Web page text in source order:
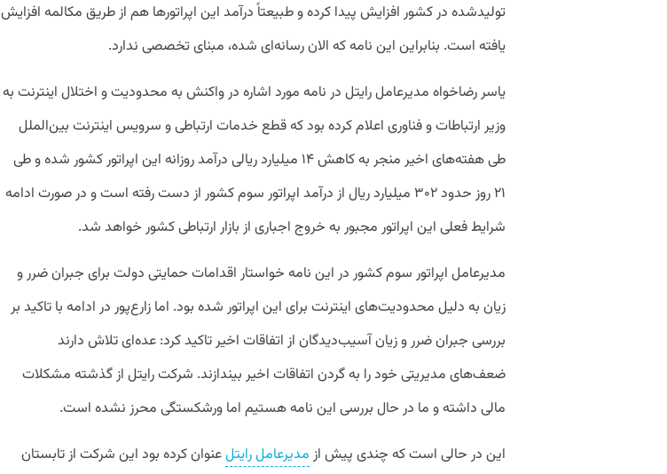
تولیدشده در کشور افزایش پیدا کرده و طبیعتاً درآمد این اپراتورها هم از طریق مکالمه افزایش
یافته است. بنابراین این نامه‌ که الان رسانه‌ای شده، مبنای تخصصی ندارد.
یاسر رضاخواه مدیرعامل رایتل در نامه‌ مورد اشاره در واکنش به محدودیت و اختلال اینترنت به
وزیر ارتباطات و فناوری اعلام کرده بود که قطع خدمات ارتباطی و سرویس اینترنت بین‌الملل
طی هفته‌های اخیر منجر به کاهش ۱۴ میلیارد ریالی درآمد روزانه این اپراتور کشور شده و طی
۲۱ روز حدود ۳۰۲ میلیارد ریال از درآمد اپراتور سوم کشور از دست رفته است و در صورت ادامه
شرایط فعلی این اپراتور مجبور به خروج اجباری از بازار ارتباطی کشور خواهد شد.
مدیرعامل اپراتور سوم کشور در این نامه خواستار اقدامات حمایتی دولت برای جبران ضرر و
زیان به دلیل محدودیت‌های اینترنت برای این اپراتور شده بود. اما زارع‌پور در ادامه با تاکید بر
بررسی جبران ضرر و زیان آسیب‌دیدگان از اتفاقات اخیر تاکید کرد: عده‌ای تلاش دارند
ضعف‌های مدیریتی خود را به گردن اتفاقات اخیر بیندازند. شرکت رایتل از گذشته مشکلات
مالی داشته و ما در حال بررسی این نامه هستیم اما ورشکستگی محرز نشده است.
این در حالی است که چندی پیش از مدیرعامل رایتلعنوان کرده بود این شرکت از تابستان